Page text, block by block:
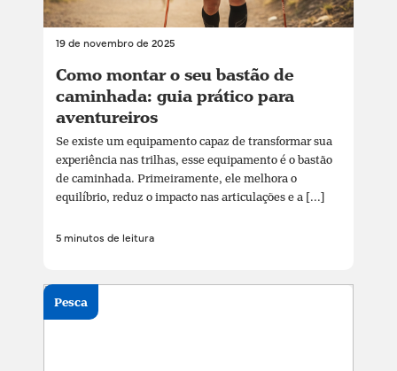
19 de novembro de 2025
Como montar o seu bastão de
caminhada: guia prático para
aventureiros
Se existe um equipamento capaz de transformar sua
experiência nas trilhas, esse equipamento é o bastão
de caminhada. Primeiramente, ele melhora o
equilíbrio, reduz o impacto nas articulações e a [...]
5 minutos de leitura
Pesca